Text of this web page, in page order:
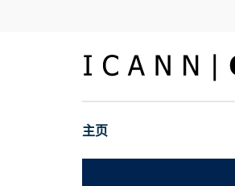
主页